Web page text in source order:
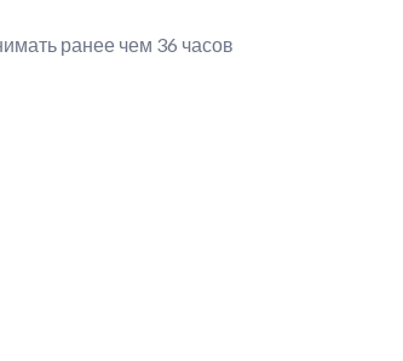
ранее чем 36 часов